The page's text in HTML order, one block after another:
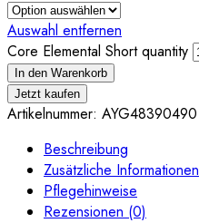
Auswahl entfernen
Core Elemental Short quantity
In den Warenkorb
Jetzt kaufen
Artikelnummer: AYG48390490
Beschreibung
Zusätzliche Informationen
Pflegehinweise
Rezensionen (0)